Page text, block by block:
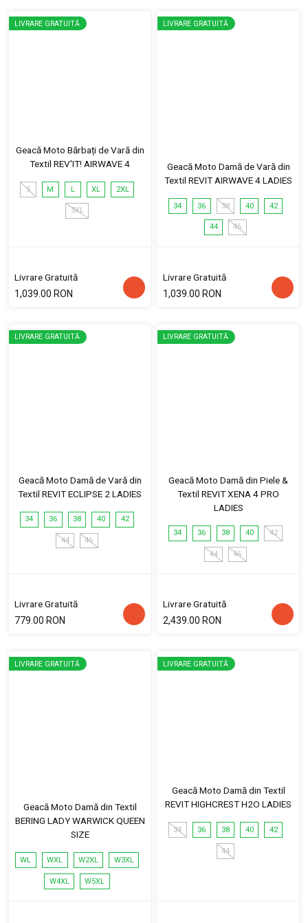
LIVRARE GRATUITĂ
Geacă Moto Bărbați de Vară din
Textil REV'IT! AIRWAVE 4
S M L XL 2XL
3XL
Livrare Gratuită
1,039.00 RON
LIVRARE GRATUITĂ
Geacă Moto Damă de Vară din
Textil REVIT AIRWAVE 4 LADIES
34 36 38 40 42
44 46
Livrare Gratuită
1,039.00 RON
LIVRARE GRATUITĂ
Geacă Moto Damă de Vară din
Textil REVIT ECLIPSE 2 LADIES
34 36 38 40 42
44 46
Livrare Gratuită
779.00 RON
LIVRARE GRATUITĂ
Geacă Moto Damă din Piele &
Textil REVIT XENA 4 PRO
LADIES
34 36 38 40 42
44 46
Livrare Gratuită
2,439.00 RON
LIVRARE GRATUITĂ
Geacă Moto Damă din Textil
BERING LADY WARWICK QUEEN
SIZE
WL WXL W2XL W3XL
W4XL W5XL
LIVRARE GRATUITĂ
Geacă Moto Damă din Textil
REVIT HIGHCREST H2O LADIES
34 36 38 40 42
44